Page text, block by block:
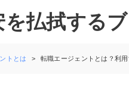
を払拭する
トとは 転職エージェントとは？利